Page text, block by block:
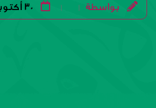
بواسطة |
| 30 أكتوبر , 2024